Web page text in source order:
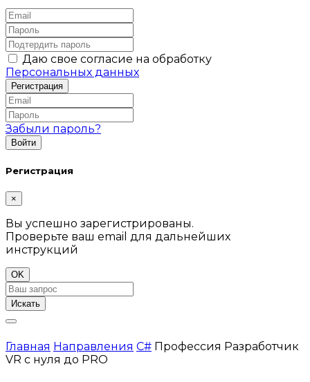
Даю свое согласие на обработку
Персональных данных
Забыли пароль?
Регистрация
×
Вы успешно зарегистрированы.
Проверьте ваш email для дальнейших
инструкций
OK
Искать
Главная Направления C# Профессия Разработчик
VR с нуля до PRO